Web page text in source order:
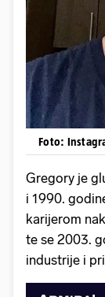
Foto:
Gregory je
i 1990.
karijerom
te se 2003.
industrije i